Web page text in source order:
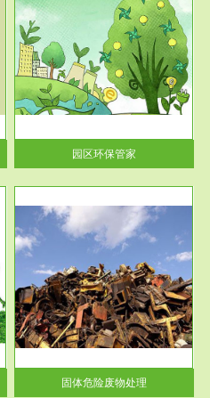
园区环保管家
固体危险废物处理